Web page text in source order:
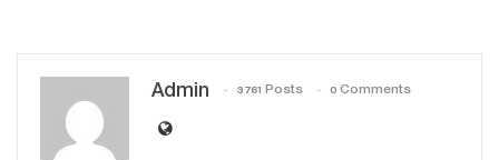
Admin 3761 Posts 0 Comments